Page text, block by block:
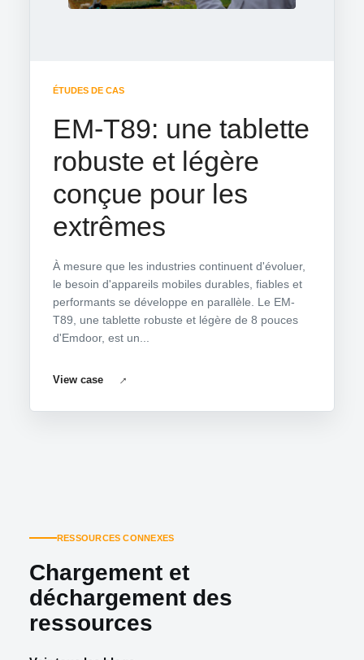
ÉTUDES DE CAS
EM-T89: une tablette
robuste et légère
conçue pour les
extrêmes
À mesure que les industries continuent d'évoluer,
le besoin d'appareils mobiles durables, fiables et
performants se développe en parallèle. Le EM-
T89, une tablette robuste et légère de 8 pouces
d'Emdoor, est un...
View case
RESSOURCES CONNEXES
Chargement et
déchargement des
ressources